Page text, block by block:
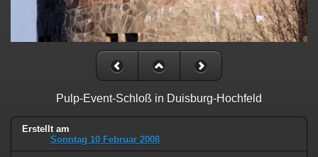
Pulp-Event-Schloß in Duisburg-Hochfeld
Erstellt am
Sonntag 10 Februar 2008